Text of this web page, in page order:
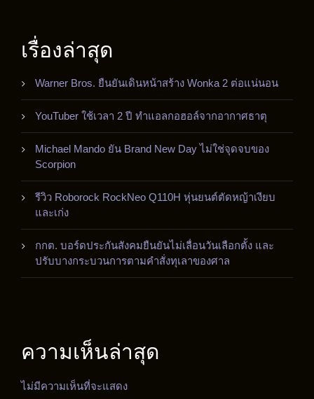
เรื่องล่าสุด
Warner Bros. ยืนยันเดินหน้าสร้าง Wonka 2 ต่อแน่นอน
YouTuber ใช้เวลา 2 ปี ทำแอลกอฮอล์จากอากาศธาตุ
Michael Mando ยัน Brand New Day ไม่ใช่จุดจบของ
Scorpion
รีวิว Roborock RockNeo Q110H หุ่นยนต์ตัดหญ้าเงียบ
และเก่ง
กกต. บอร์ดประกันสังคมยืนยันไม่เลื่อนวันเลือกตั้ง และ
ปรับบางกระบวนการตามคำสั่งทุเลาของศาล
ความเห็นล่าสุด
ไม่มีความเห็นที่จะแสดง